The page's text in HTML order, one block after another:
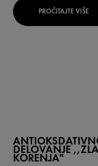
PROČITAJTE VIŠE
DELOVANJE
KORENJA"